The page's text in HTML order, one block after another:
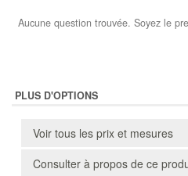
Aucune question trouvée. Soyez le
PLUS D'OPTIONS
Voir tous les prix et mesures
Consulter à propos de ce